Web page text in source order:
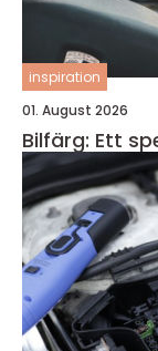
inspiration
01. August 2026
Bilfärg: Ett